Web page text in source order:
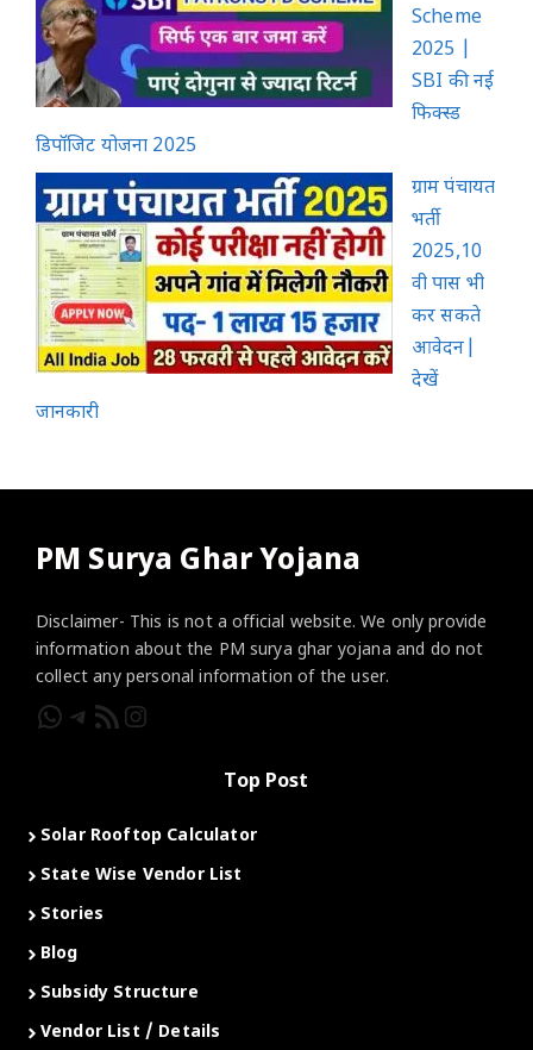
Scheme
2025 |
SBI की नई
फिक्स्ड
डिपॉजिट योजना 2025
ग्राम पंचायत
भर्ती
2025,10
वी पास भी
कर सकते
आवेदन|
देखें
जानकारी
PM Surya Ghar Yojana
Disclaimer- This is not a official website. We only provide
information about the PM surya ghar yojana and do not
collect any personal information of the user.
WhatsApp
Telegram
RSS FeedInstagram
Top Post
Solar Rooftop Calculator
State Wise Vendor List
Stories
Blog
Subsidy Structure
Vendor List / Details